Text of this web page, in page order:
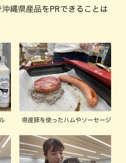
縄県産品をPRできることは
ル 県産豚を使ったハムやソーセージ